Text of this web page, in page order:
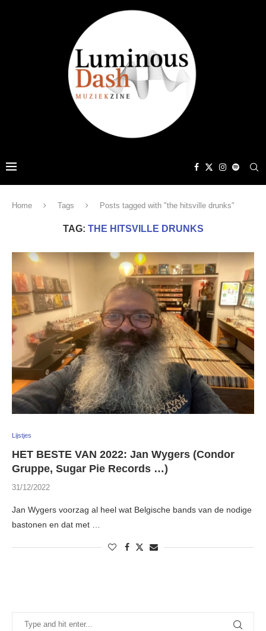
Home Tags Posts tagged with "the hitsville drunks"
TAG: THE HITSVILLE DRUNKS
Lijstjes
HET BESTE VAN 2022: Jan Wygers (Condor
Gruppe, Sugar Pie Records …)
31/12/2022
Jan Wygers voorzag al heel wat Belgische bands van de nodige
bastonen en dat met …